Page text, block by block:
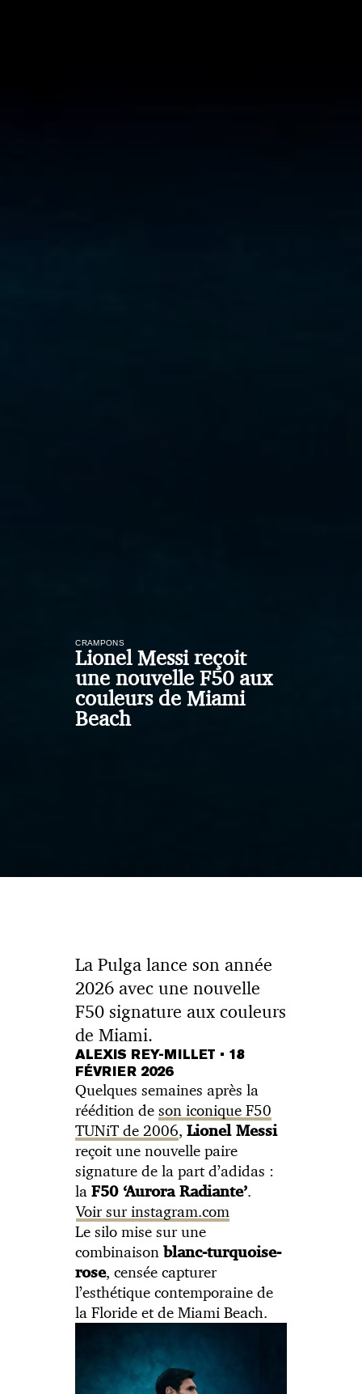
CRAMPONS
Lionel Messi reçoit
une nouvelle F50 aux
couleurs de Miami
Beach
La Pulga lance son année
2026 avec une nouvelle
F50 signature aux couleurs
de Miami.
ALEXIS REY-MILLET • 18
FÉVRIER 2026
Quelques semaines après la
réédition deson iconique F50
TUNiT de 2006,Lionel Messi
reçoit une nouvelle paire
signature de la part d’adidas :
laF50 ‘Aurora Radiante’.
Voir sur instagram.com
Le silo mise sur une
combinaisonblanc-turquoise-
rose, censée capturer
l’esthétique contemporaine de
la Floride et de Miami Beach.